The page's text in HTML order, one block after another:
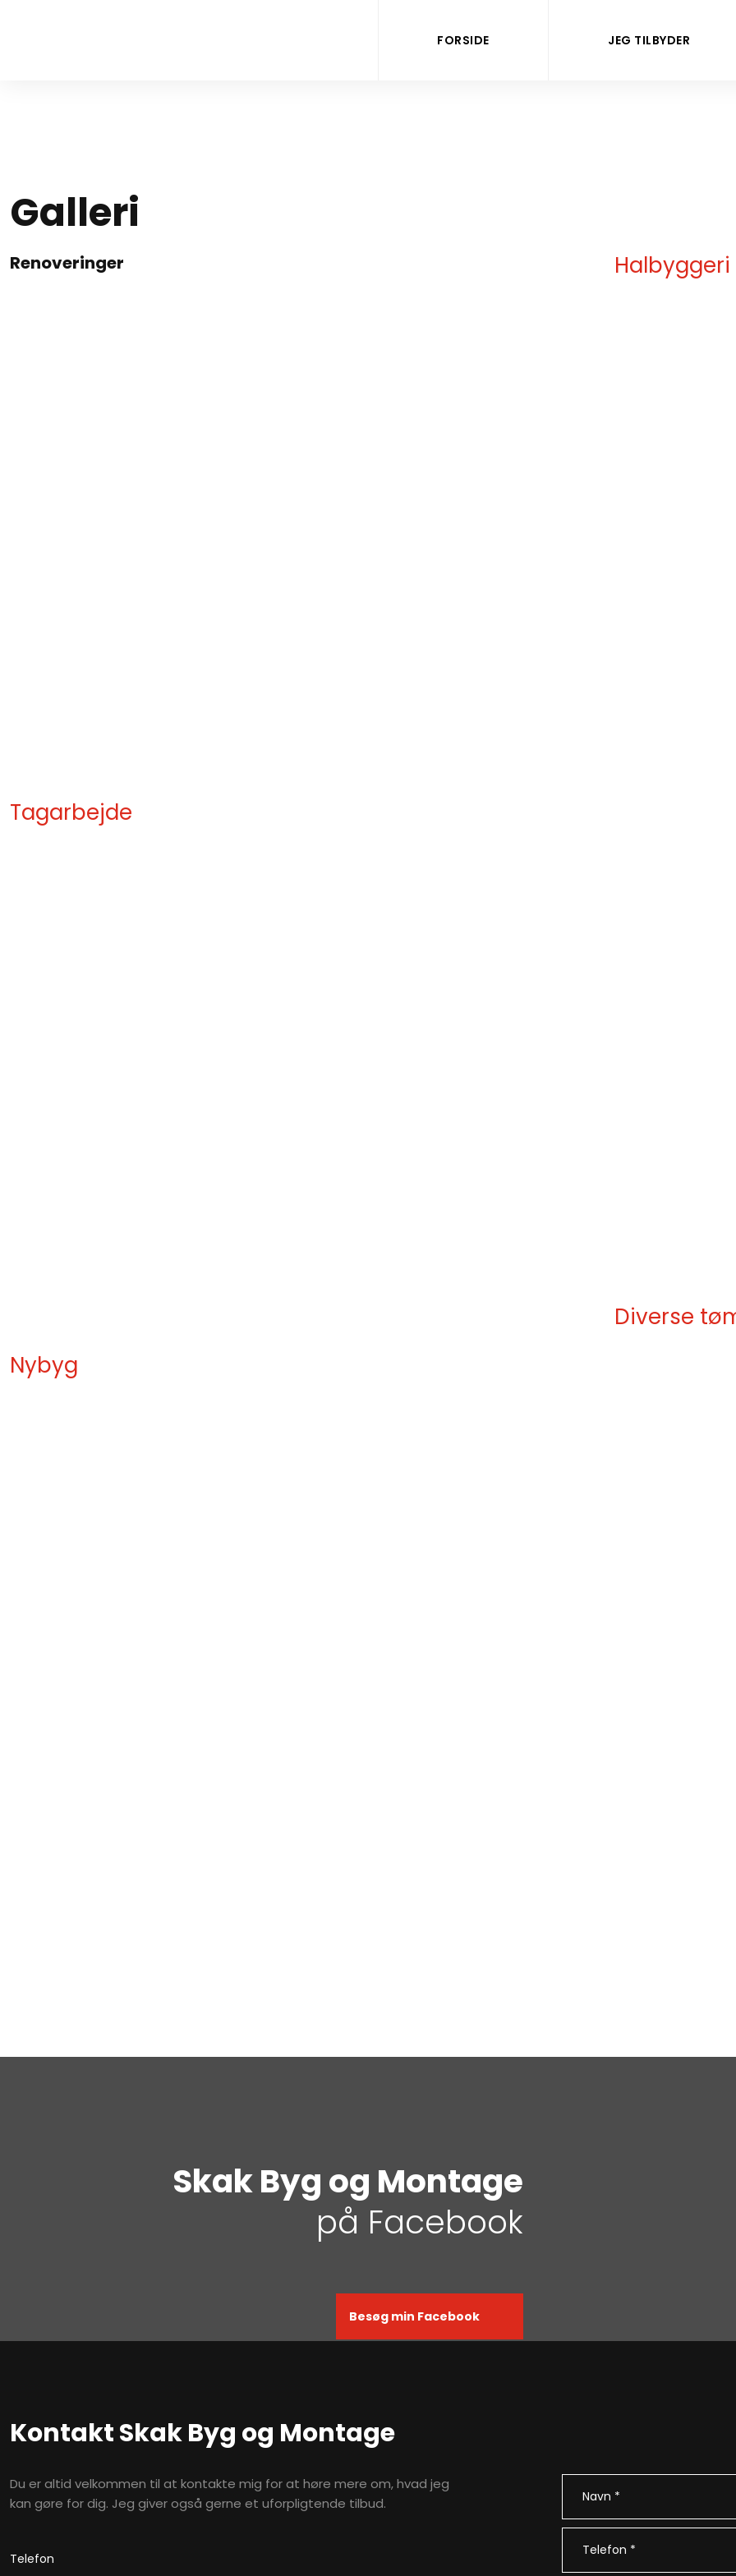
FORSIDE JEG TILBYDER
Galleri​
Renoveringer​
Tagarbejde​
Nybyg
Halbyggeri
Diverse
Skak Byg og Montage
​​​på Facebook
Besøg min Facebook ​
Kontakt Skak Byg og Montage
Du er altid velkommen til at kontakte mig for at høre mere om, hvad jeg
kan gøre for dig. Jeg giver også gerne et uforpligtende tilbud.
​Telefon